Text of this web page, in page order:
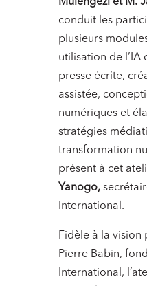
conduit les
plusieurs
utilisation de l’IA
presse écrite,
assistée,
numériques et
stratégies
transformation
présent à cet
Yanogo,
International.
Fidèle à la
Pierre Babin,
International,